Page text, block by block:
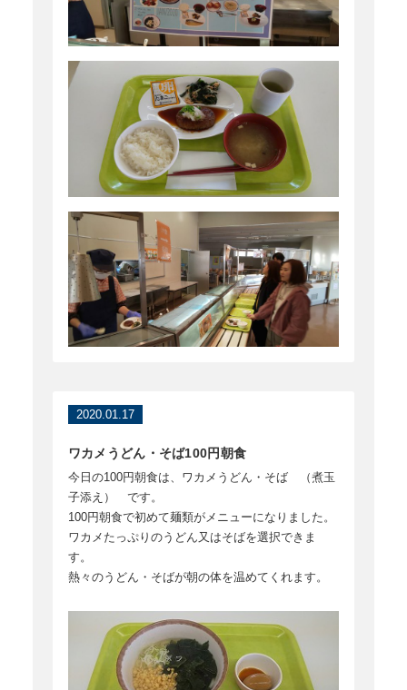
2020.01.17
ワカメうどん・そば100円朝食
今日の100円朝食は、ワカメうどん・そば （煮玉
子添え） です。
100円朝食で初めて麺類がメニューになりました。
ワカメたっぷりのうどん又はそばを選択できま
す。
熱々のうどん・そばが朝の体を温めてくれます。